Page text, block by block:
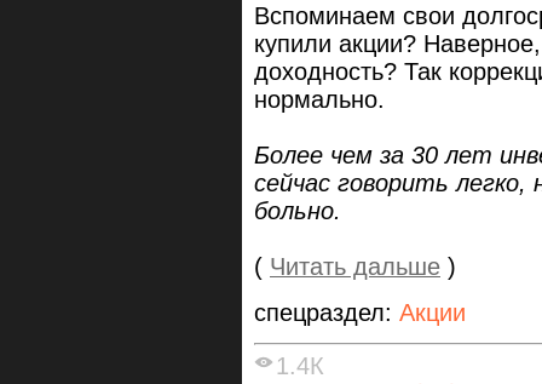
Вспоминаем свои
купили акции?
доходность? Так
нормально.
Более чем за 30 лет
сейчас говорить легко,
больно.
( Читать дальше )
спецраздел: Акции
1.4К